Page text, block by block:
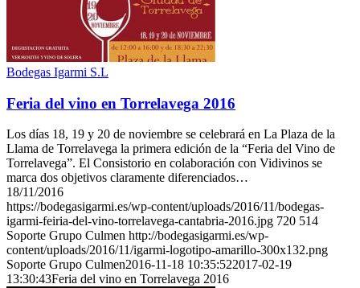
Bodegas Igarmi S.L
Feria del vino en Torrelavega 2016
Los días 18, 19 y 20 de noviembre se celebrará en La Plaza de la
Llama de Torrelavega la primera edición de la “Feria del Vino de
Torrelavega”. El Consistorio en colaboración con Vidivinos se
marca dos objetivos claramente diferenciados…
18/11/2016
https://bodegasigarmi.es/wp-content/uploads/2016/11/bodegas-
igarmi-feiria-del-vino-torrelavega-cantabria-2016.jpg 720 514
Soporte Grupo Culmen http://bodegasigarmi.es/wp-
content/uploads/2016/11/igarmi-logotipo-amarillo-300x132.png
Soporte Grupo Culmen2016-11-18 10:35:522017-02-19
13:30:43Feria del vino en Torrelavega 2016